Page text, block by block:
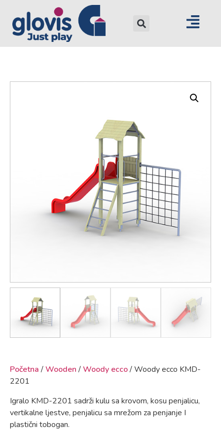
Početna /Wooden /Woody ecco/ Woody ecco KMD-
2201
Igralo KMD-2201 sadrži kulu sa krovom, kosu penjalicu,
vertikalne ljestve, penjalicu sa mrežom za penjanje I
plastični tobogan.